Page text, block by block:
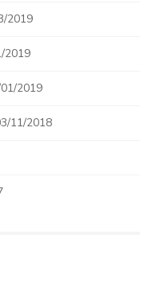
2019
2019
2019
11/2018